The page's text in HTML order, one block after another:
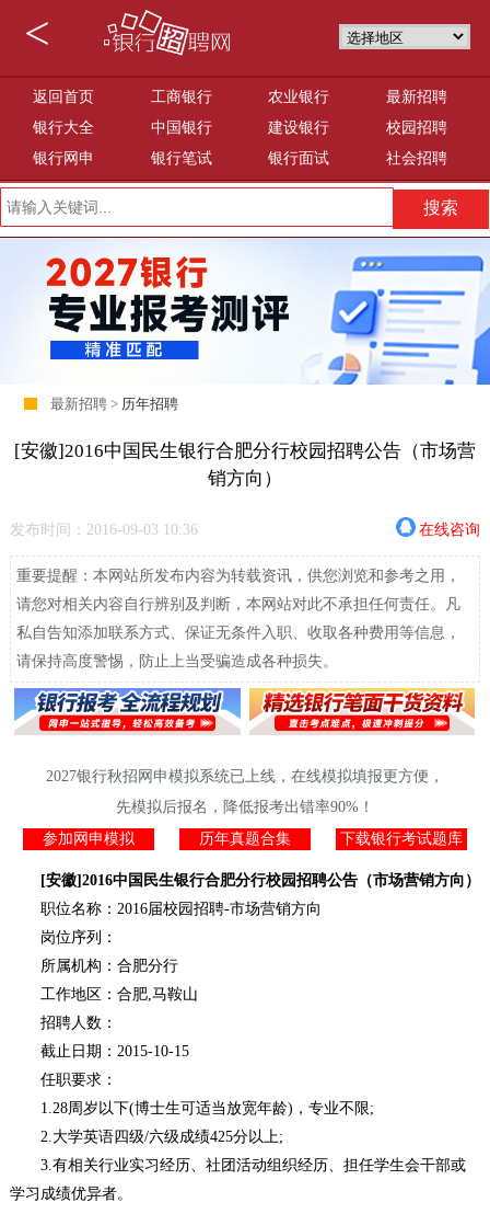
<
返回首页 工商银行 农业银行
最新招聘
银行大全
中国银行 建设银行
校园招聘
银行网申
银行笔试 银行面试 社会招聘
最新招聘 > 历年招聘
[安徽]2016中国民生银行合肥分行校园招聘公告（市场营
销方向）
发布时间：2016-09-03 10:36 在线咨询
重要提醒：本网站所发布内容为转载资讯，供您浏览和参考之用，
请您对相关内容自行辨别及判断，本网站对此不承担任何责任。凡
私自告知添加联系方式、保证无条件入职、收取各种费用等信息，
请保持高度警惕，防止上当受骗造成各种损失。
2027银行秋招网申模拟系统已上线，在线模拟填报更方便，
先模拟后报名，降低报考出错率90%！
参加网申模拟
历年真题合集 下载银行考试题库
[安徽]2016中国民生银行合肥分行校园招聘公告（市场营销方向）
职位名称：2016届校园招聘-市场营销方向
岗位序列：
所属机构：合肥分行
工作地区：合肥,马鞍山
招聘人数：
截止日期：2015-10-15
任职要求：
1.28周岁以下(博士生可适当放宽年龄)，专业不限;
2.大学英语四级/六级成绩425分以上;
3.有相关行业实习经历、社团活动组织经历、担任学生会干部或
学习成绩优异者。